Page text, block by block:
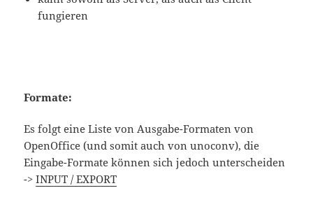
fungieren
Formate:
Es folgt eine Liste von Ausgabe-Formaten von
OpenOffice (und somit auch von unoconv), die
Eingabe-Formate können sich jedoch unterscheiden
->INPUT / EXPORT